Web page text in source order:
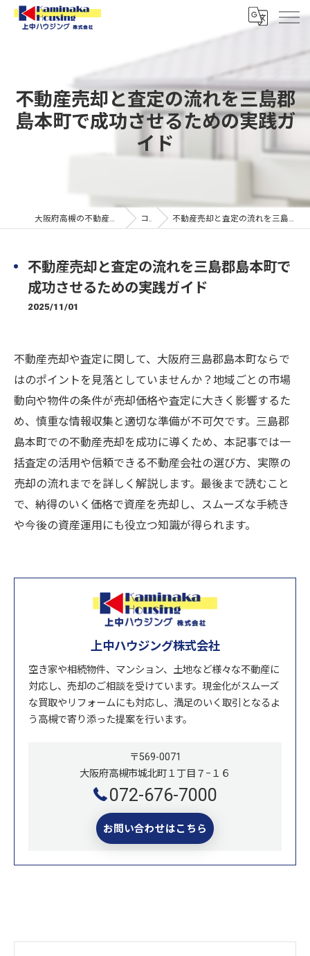
不動産売却と査定の流れを三島郡
島本町で成功させるための実践ガ
イド
大阪府高槻の不動産なら上中ハウジング株式会社 コラム 不動産売却と査定の流れを三島郡島本町で成功させるための実践ガイド
不動産売却と査定の流れを三島郡島本町で
成功させるための実践ガイド
2025/11/01
不動産売却や査定に関して、大阪府三島郡島本町ならで
はのポイントを見落としていませんか？地域ごとの市場
動向や物件の条件が売却価格や査定に大きく影響するた
め、慎重な情報収集と適切な準備が不可欠です。三島郡
島本町での不動産売却を成功に導くため、本記事では一
括査定の活用や信頼できる不動産会社の選び方、実際の
売却の流れまでを詳しく解説します。最後まで読むこと
で、納得のいく価格で資産を売却し、スムーズな手続き
や今後の資産運用にも役立つ知識が得られます。
上中ハウジング株式会社
空き家や相続物件、マンション、土地など様々な不動産に
対応し、売却のご相談を受けています。現金化がスムーズ
な買取やリフォームにも対応し、満足のいく取引となるよ
う高槻で寄り添った提案を行います。
〒569-0071
大阪府高槻市城北町１丁目７−１６
072-676-7000
お問い合わせはこちら